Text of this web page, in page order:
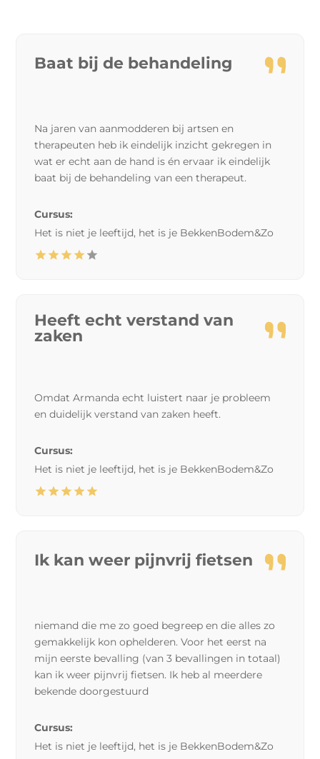
Baat bij de behandeling
Na jaren van aanmodderen bij artsen en
therapeuten heb ik eindelijk inzicht gekregen in
wat er echt aan de hand is én ervaar ik eindelijk
baat bij de behandeling van een therapeut.
Cursus:
Het is niet je leeftijd, het is je BekkenBodem&Zo
Heeft echt verstand van
zaken
Omdat Armanda echt luistert naar je probleem
en duidelijk verstand van zaken heeft.
Cursus:
Het is niet je leeftijd, het is je BekkenBodem&Zo
Ik kan weer pijnvrij fietsen
niemand die me zo goed begreep en die alles zo
gemakkelijk kon ophelderen. Voor het eerst na
mijn eerste bevalling (van 3 bevallingen in totaal)
kan ik weer pijnvrij fietsen. Ik heb al meerdere
bekende doorgestuurd
Cursus:
Het is niet je leeftijd, het is je BekkenBodem&Zo